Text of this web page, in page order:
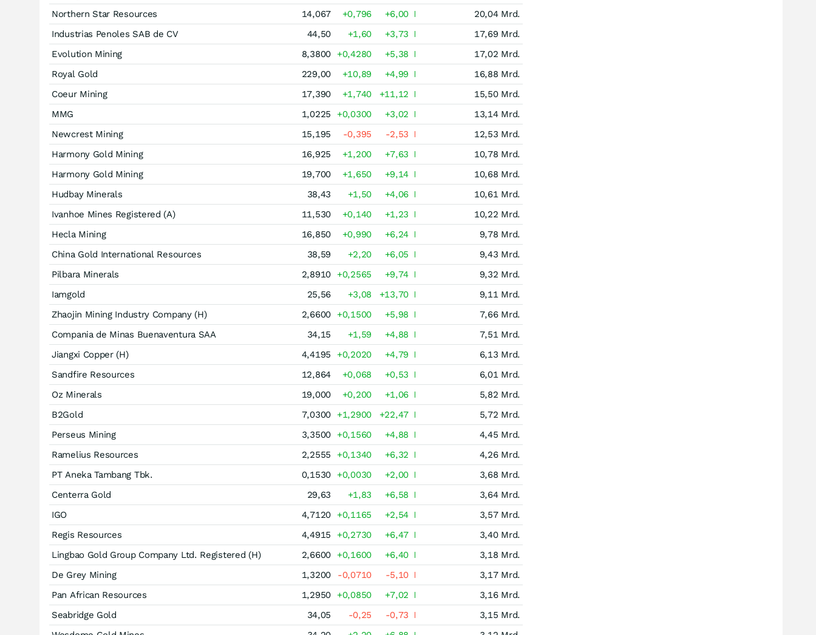
Northern Star Resources
14,067 +0,796 +6,00
20,04 Mrd.
Industrias Penoles SAB de CV
44,50 +1,60 +3,73
17,69 Mrd.
Evolution Mining
8,3800 +0,4280 +5,38
17,02 Mrd.
Royal Gold
229,00 +10,89 +4,99
16,88 Mrd.
Coeur Mining
17,390 +1,740 +11,12
15,50 Mrd.
MMG
1,0225 +0,0300 +3,02
13,14 Mrd.
Newcrest Mining
15,195 -0,395 -2,53
12,53 Mrd.
Harmony Gold Mining
16,925 +1,200 +7,63
10,78 Mrd.
Harmony Gold Mining
19,700 +1,650 +9,14
10,68 Mrd.
Hudbay Minerals
38,43 +1,50 +4,06
10,61 Mrd.
Ivanhoe Mines Registered (A)
11,530 +0,140 +1,23
10,22 Mrd.
Hecla Mining
16,850 +0,990 +6,24
9,78 Mrd.
China Gold International Resources
38,59 +2,20 +6,05
9,43 Mrd.
Pilbara Minerals
2,8910 +0,2565 +9,74
9,32 Mrd.
Iamgold
25,56 +3,08 +13,70
9,11 Mrd.
Zhaojin Mining Industry Company (H)
2,6600 +0,1500 +5,98
7,66 Mrd.
Compania de Minas Buenaventura SAA
34,15 +1,59 +4,88
7,51 Mrd.
Jiangxi Copper (H)
4,4195 +0,2020 +4,79
6,13 Mrd.
Sandfire Resources
12,864 +0,068 +0,53
6,01 Mrd.
Oz Minerals
19,000 +0,200 +1,06
5,82 Mrd.
B2Gold
7,0300 +1,2900 +22,47
5,72 Mrd.
Perseus Mining
3,3500 +0,1560 +4,88
4,45 Mrd.
Ramelius Resources
2,2555 +0,1340 +6,32
4,26 Mrd.
PT Aneka Tambang Tbk.
0,1530 +0,0030 +2,00
3,68 Mrd.
Centerra Gold
29,63 +1,83 +6,58
3,64 Mrd.
IGO
4,7120 +0,1165 +2,54
3,57 Mrd.
Regis Resources
4,4915 +0,2730 +6,47
3,40 Mrd.
Lingbao Gold Group Company Ltd. Registered (H)
2,6600 +0,1600 +6,40
3,18 Mrd.
De Grey Mining
1,3200 -0,0710 -5,10
3,17 Mrd.
Pan African Resources
1,2950 +0,0850 +7,02
3,16 Mrd.
Seabridge Gold
34,05 -0,25 -0,73
3,15 Mrd.